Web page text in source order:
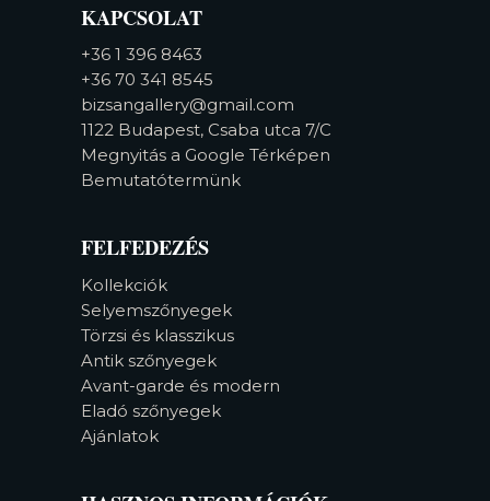
KAPCSOLAT
+36 1 396 8463
+36 70 341 8545
bizsangallery@gmail.com
1122 Budapest, Csaba utca 7/C
Megnyitás a Google Térképen
Bemutatótermünk
FELFEDEZÉS
Kollekciók
Selyemszőnyegek
Törzsi és klasszikus
Antik szőnyegek
Avant-garde és modern
Eladó szőnyegek
Ajánlatok